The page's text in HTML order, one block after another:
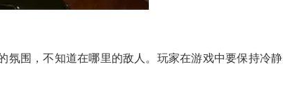
氛围，不知道在哪里的敌人。玩家在游戏中要保持冷静